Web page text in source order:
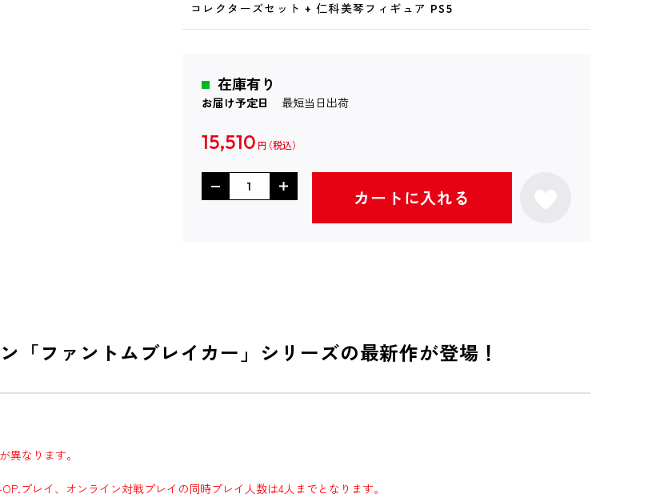
コレクターズセット + 仁科美琴フィギュア PS5
在庫有り
お届け予定日 最短当日出荷
15,510 円
カートに入れる
「ファントムブレイカー」シリーズの最新作が登場！
異なります。
プレイ、オンライン対戦プレイの同時プレイ人数は4人までとなります。